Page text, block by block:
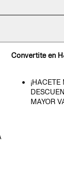
Convertite en
MAYOR